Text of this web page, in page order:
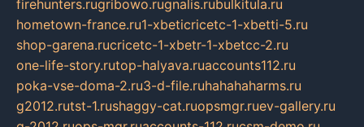
firehunters.rugribowo.rugnalis.rubulkitula.ru
hometown-france.ru1-xbeticricetc-1-xbetti-5.ru
shop-garena.rucricetc-1-xbetr-1-xbetcc-2.ru
one-life-story.rutop-halyava.ruaccounts112.ru
poka-vse-doma-2.ru3-d-file.ruhahahaharms.ru
g2012.rutst-1.rushaggy-cat.ruopsmgr.ruev-gallery.ru